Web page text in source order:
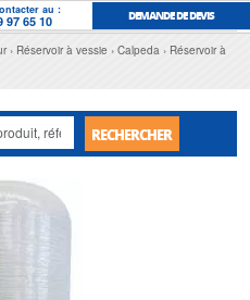
au :
97 65 10 DEMANDE DE DEVIS
Réservoir à vessie Calpeda
Réservoir à
RECHERCHER